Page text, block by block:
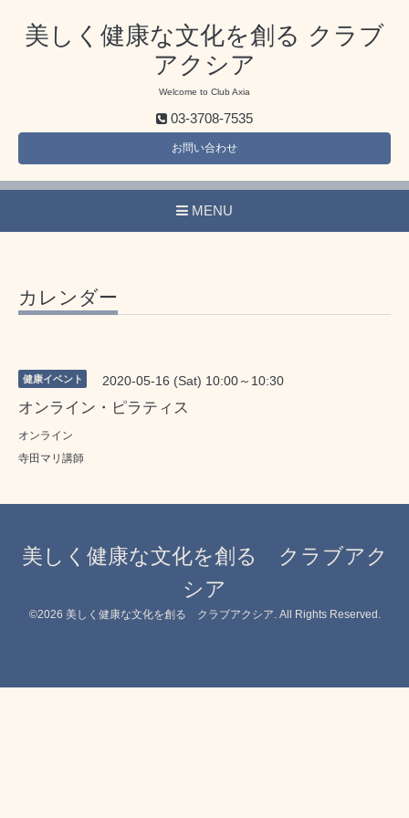
美しく健康な文化を創る クラブ
アクシア
Welcome to Club Axia
03-3708-7535
お問い合わせ
MENU
カレンダー
健康イベント 2020-05-16 (Sat) 10:00～10:30
オンライン・ピラティス
オンライン
寺田マリ講師
美しく健康な文化を創る クラブアク
シア
©2026 美しく健康な文化を創る クラブアクシア . All Rights Reserved.